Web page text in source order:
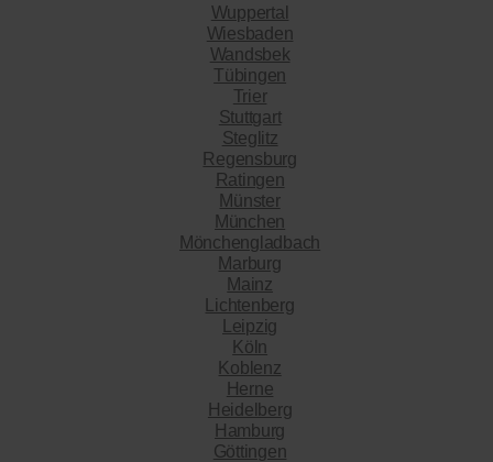
Wuppertal
Wiesbaden
Wandsbek
Tübingen
Trier
Stuttgart
Steglitz
Regensburg
Ratingen
Münster
München
Mönchengladbach
Marburg
Mainz
Lichtenberg
Leipzig
Köln
Koblenz
Herne
Heidelberg
Hamburg
Göttingen